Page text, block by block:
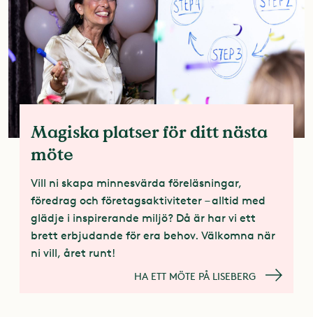
Magiska platser för ditt nästa
möte
Vill ni skapa minnesvärda föreläsningar,
föredrag och företagsaktiviteter – alltid med
glädje i inspirerande miljö? Då är har vi ett
brett erbjudande för era behov. Välkomna när
ni vill, året runt!
HA ETT MÖTE PÅ LISEBERG